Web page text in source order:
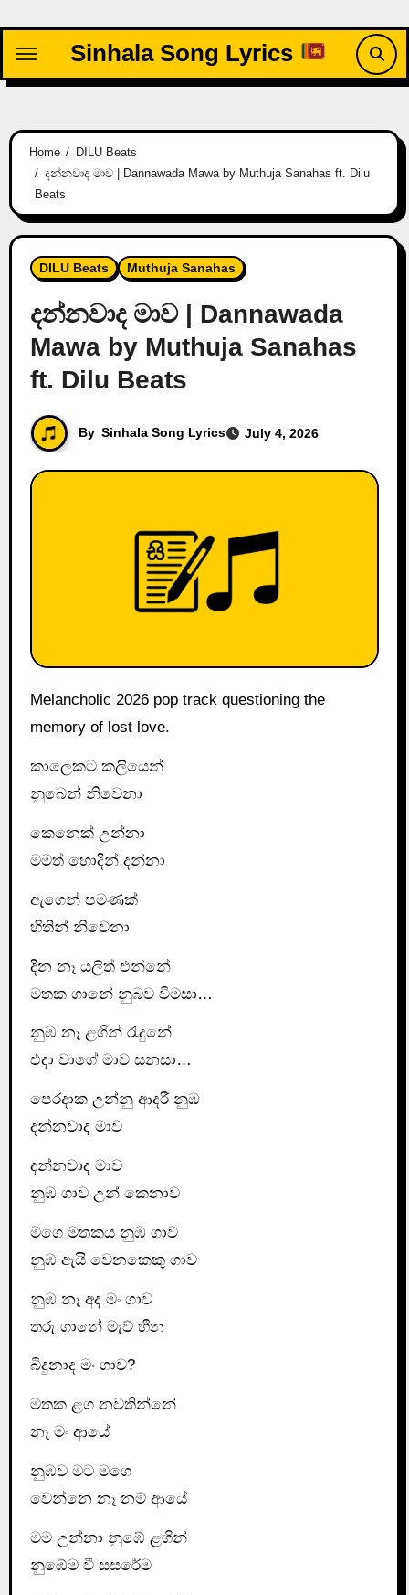
content
Sinhala Song Lyrics
Home
DILU Beats
දන්නවාද මාව | Dannawada Mawa by Muthuja Sanahas ft. Dilu
Beats
DILU Beats Muthuja Sanahas
දන්නවාද මාව | Dannawada
Mawa by Muthuja Sanahas
ft. Dilu Beats
By Sinhala Song Lyrics July 4, 2026
Melancholic 2026 pop track questioning the
memory of lost love.
කාලෙකට කලියෙන්
නුබෙන් නිවෙනා
කෙනෙක් උන්නා
මමත් හොදින් දන්නා
ඇගෙන් පමණක්
හිතින් නිවෙනා
දින නෑ යලිත් එන්නේ
මතක ගානේ නුබව විමසා…
නුඹ නෑ ළගින් රැදුනේ
එදා වාගේ මාව සනසා…
පෙරදාක උන්නු ආදරී නුඹ
දන්නවාද මාව
දන්නවාද මාව
නුඹ ගාව උන් කෙනාව
මගෙ මතකය නුඹ ගාව
නුඹ ඇයි වෙනකෙකු ගාව
නුඹ නෑ අද මං ගාව
තරු ගානේ මැව් හීන
බිදුනාද මං ගාව?
මතක ළග නවතින්නේ
නෑ මං ආයේ
නුඹව මට මගෙ
වෙන්නෙ නෑ නම් ආයේ
මම උන්නා නුඹේ ළගින්
නුඹේම වී සසරේම